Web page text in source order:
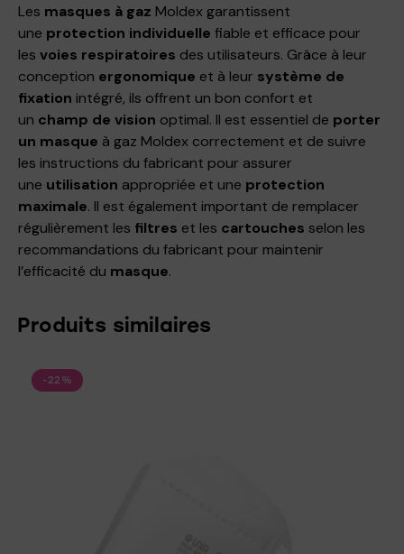
Les masques à gaz Moldex garantissent
une protection individuelle fiable et efficace pour
les voies respiratoires des utilisateurs. Grâce à leur
conception ergonomique et à leur système de
fixation intégré, ils offrent un bon confort et
un champ de vision optimal. Il est essentiel de porter
un masque à gaz Moldex correctement et de suivre
les instructions du fabricant pour assurer
une utilisation appropriée et une protection
maximale. Il est également important de remplacer
régulièrement les filtres et les cartouches selon les
recommandations du fabricant pour maintenir
l’efficacité du masque.
Produits similaires
-22%